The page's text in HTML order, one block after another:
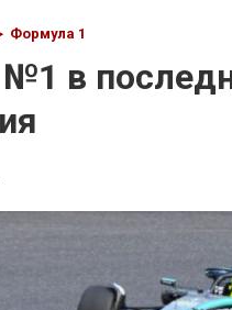
Формула 1
в